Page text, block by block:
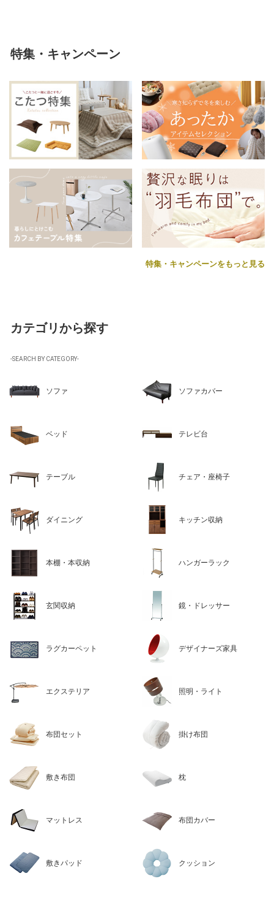
特集・キャンペーン
特集・キャンペーンをもっと見る
カテゴリから探す
-SEARCH BY CATEGORY-
ソファ ソファカバー
ベッド テレビ台
テーブル チェア・座椅子
ダイニング キッチン収納
本棚・本収納 ハンガーラック
玄関収納 鏡・ドレッサー
ラグカーペット デザイナーズ家具
エクステリア 照明・ライト
布団セット 掛け布団
敷き布団 枕
マットレス 布団カバー
敷きパッド クッション